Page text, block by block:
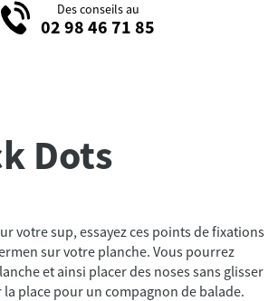
Des conseils au
02 98 46 71 85
Dots
votre sup, essayez ces points de fixations
sur votre planche. Vous pourrez
et ainsi placer des noses sans glisser
place pour un compagnon de balade.